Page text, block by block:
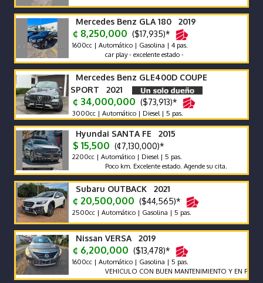
Mercedes Benz GLA 180 2019
¢ 8,250,000 ($17,935)*
1600cc | Automático | Gasolina | 4 pas.
car play - excelente estado -
Mercedes Benz GLE400D COUPE
SPORT 2021
¢ 34,000,000 ($73,913)*
3000cc | Automático | Diesel | 5 pas.
Hyundai SANTA FE 2015
$ 15,500 (¢7,130,000)*
2200cc | Automático | Diesel | 5 pas.
Poco km. Excelente estado. Agende su cita.
Subaru OUTBACK 2021
¢ 20,500,000 ($44,565)*
2500cc | Automático | Gasolina | 5 pas.
Nissan VERSA 2019
¢ 6,200,000 ($13,478)*
1600cc | Automático | Gasolina | 5 pas.
VEHICULO CON BUEN MANTENIMIENTO Y EN PERFECTO